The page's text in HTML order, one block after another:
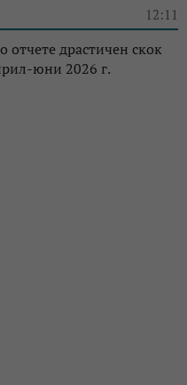
12:11
отчете драстичен скок
юни 2026 г.